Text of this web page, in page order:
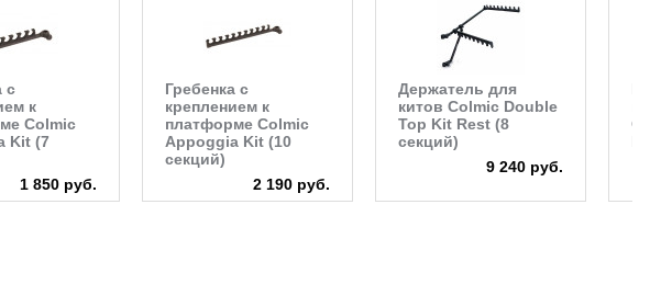
с
к
Colmic
Kit (7
1 850 руб.
Гребенка с
креплением к
платформе Colmic
Appoggia Kit (10
секций)
2 190 руб.
Держатель для
китов Colmic Double
Top Kit Rest (8
секций)
9 240 руб.